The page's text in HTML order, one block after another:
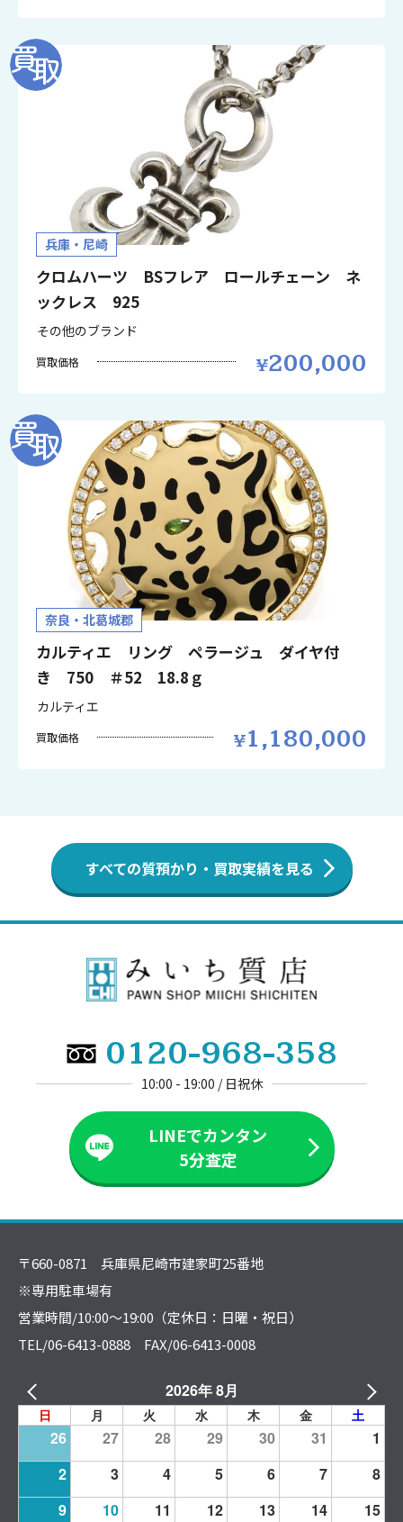
兵庫・尼崎
クロムハーツ BSフレア ロールチェーン ネ
ックレス 925
その他のブランド
買取価格 200,000
奈良・北葛城郡
カルティエ リング ペラージュ ダイヤ付
き 750 ＃52 18.8ｇ
カルティエ
買取価格 1,180,000
すべての質預かり・買取実績を見る
0120-968-358
10:00 - 19:00 / 日祝休
LINEでカンタン
5分査定
〒660-0871 兵庫県尼崎市建家町25番地
※専用駐車場有
営業時間/10:00～19:00（定休日：日曜・祝日）
TEL/06-6413-0888 FAX/06-6413-0008
2026年 8月
日 月 火 水 木 金 土
26 27 28 29 30 31
1
2
3 4 5 6 7
8
9
10 11 12 13 14
15